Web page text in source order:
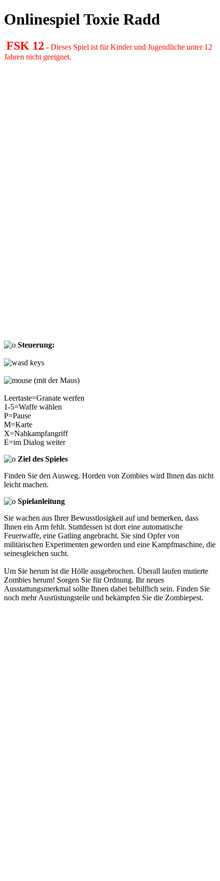
Onlinespiel Toxie Radd
FSK 12 - Dieses Spiel ist für Kinder und Jugendliche unter 12
Jahren nicht geeignet.
Steuerung:
(mit der Maus)
Leertaste=Granate werfen
1-5=Waffe wählen
P=Pause
M=Karte
X=Nahkampfangriff
E=im Dialog weiter
Ziel des Spieles
Finden Sie den Ausweg. Horden von Zombies wird Ihnen das nicht
leicht machen.
Spielanleitung
Sie wachen aus Ihrer Bewusstlosigkeit auf und bemerken, dass
Ihnen ein Arm fehlt. Stattdessen ist dort eine automatische
Feuerwaffe, eine Gatling angebracht. Sie sind Opfer von
militärischen Experimenten geworden und eine Kampfmaschine, die
seinesgleichen sucht.
Um Sie herum ist die Hölle ausgebrochen. Überall laufen mutierte
Zombies herum! Sorgen Sie für Ordnung. Ihr neues
Ausstattungsmerkmal sollte Ihnen dabei behilflich sein. Finden Sie
noch mehr Ausrüstungsteile und bekämpfen Sie die Zombiepest.